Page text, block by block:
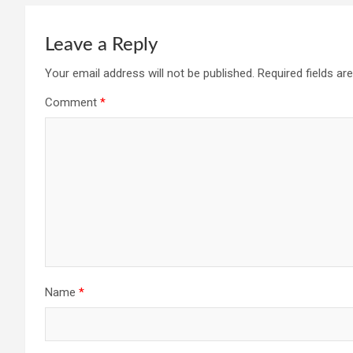
Leave a Reply
Your email address will not be published. Required fields
Comment *
Name *